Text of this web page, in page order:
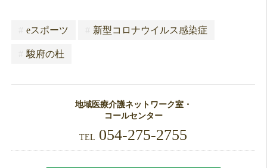
eスポーツ 新型コロナウイルス感染症
駿府の杜
地域医療介護ネットワーク室・
コールセンター
TEL 054-275-2755